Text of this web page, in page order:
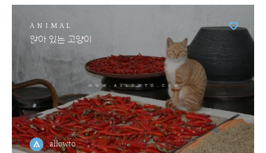
ANIMAL
앉아 있는 고양이
allowto